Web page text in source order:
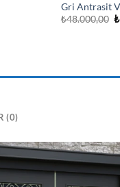
Gri Antrasit
₺48.000,00 ₺
(0)